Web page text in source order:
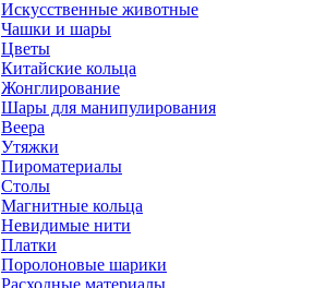
Искусственные животные
Чашки и шары
Цветы
Китайские кольца
Жонглирование
Шары для манипулирования
Веера
Утяжки
Пироматериалы
Столы
Магнитные кольца
Невидимые нити
Платки
Поролоновые шарики
Расходные материалы